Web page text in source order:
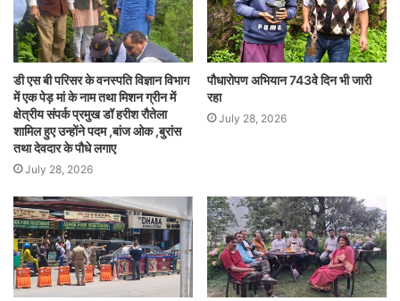
डी एस बी परिसर के वनस्पति विज्ञान विभाग
में एक पेड़ मां के नाम तथा मिशन ग्रीन में
क्षेत्रीय संपर्क प्रमुख डॉ हरीश रौतेला
शामिल हुए उन्होंने पदम ,बांज ओक ,बुरांस
तथा देवदार के पौधे लगाए
July 28, 2026
पौधारोपण अभियान 743वे दिन भी जारी
रहा
July 28, 2026